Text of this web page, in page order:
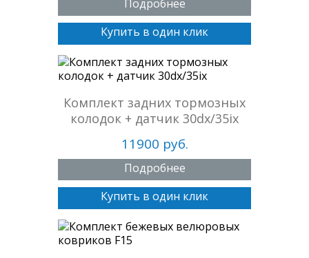
Подробнее
Купить в один клик
Комплект задних тормозных
колодок + датчик 30dx/35ix
11900 руб.
Подробнее
Купить в один клик